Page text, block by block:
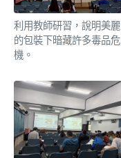
利用教師研習，說明美麗
的包裝下暗藏許多毒品危
機。